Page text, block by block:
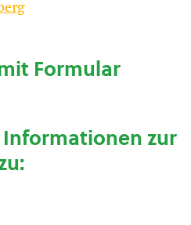
Formular
zur